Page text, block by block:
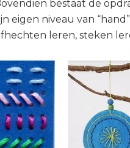
bestaat de
eigen niveau van
leren, steken